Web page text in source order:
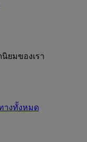
ยมของเรา
างทั้งหมด